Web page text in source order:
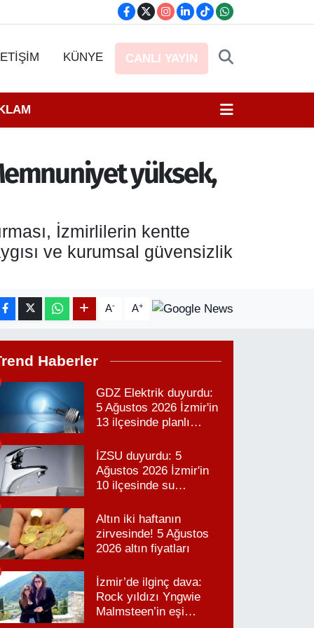
KÜNYE CANLI YAYIN
yüksek,
İzmirlilerin kentte
ve kurumsal güvensizlik
A- A+
Haberler
GDZ Elektrik duyurdu:
5 Ağustos 2026 İzmir'in
13 ilçesinde planlı
İZSU duyurdu: 5
Ağustos 2026 İzmir'in
10 ilçesinde su
Altın iki haftanın
zirvesinde! 5 Ağustos
2026 altın fiyatları
İzmir’de ilginç dava:
Rock yıldızı Yngwie
Malmsteen’in eşi